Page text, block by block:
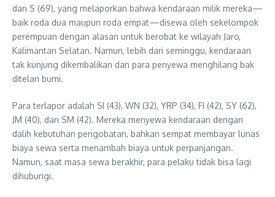
dan S (69), yang melaporkan bahwa kendaraan milik mereka—
baik roda dua maupun roda empat—disewa oleh sekelompok
perempuan dengan alasan untuk berobat ke wilayah Jaro,
Kalimantan Selatan. Namun, lebih dari seminggu, kendaraan
tak kunjung dikembalikan dan para penyewa menghilang bak
ditelan bumi.
Para terlapor adalah SI (43), WN (32), YRP (34), FI (42), SY (62),
JM (40), dan SM (42). Mereka menyewa kendaraan dengan
dalih kebutuhan pengobatan, bahkan sempat membayar lunas
biaya sewa serta menambah biaya untuk perpanjangan.
Namun, saat masa sewa berakhir, para pelaku tidak bisa lagi
dihubungi.